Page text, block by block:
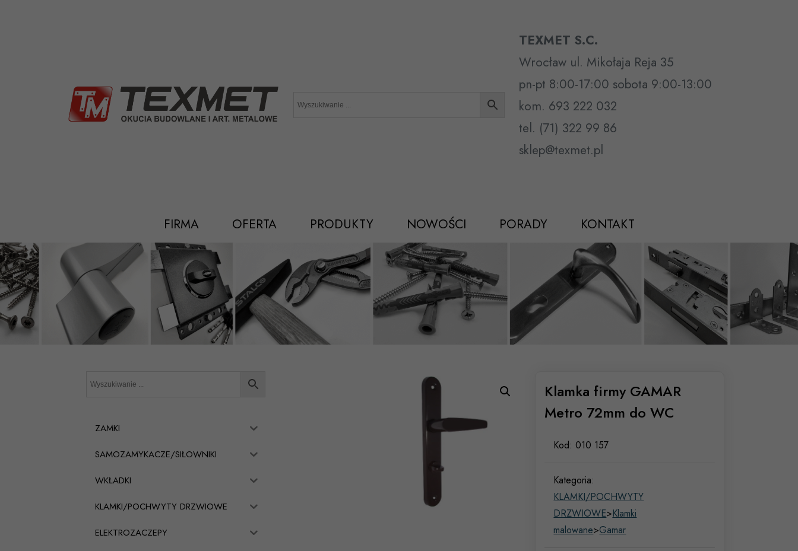
TEXMET S.C.
Wrocław ul. Mikołaja Reja 35
pn-pt 8:00-17:00 sobota 9:00-13:00
kom. 693 222 032
tel. (71) 322 99 86
sklep@texmet.pl
FIRMA OFERTA PRODUKTY NOWOŚCI PORADY KONTAKT
Klamka firmy GAMAR
Metro 72mm do WC
Kod: 010 157
Kategoria:
KLAMKI/POCHWYTY
DRZWIOWE>Klamki
malowane>Gamar
ZAMKI
SAMOZAMYKACZE/SIŁOWNIKI
WKŁADKI
KLAMKI/POCHWYTY DRZWIOWE
ELEKTROZACZEPY